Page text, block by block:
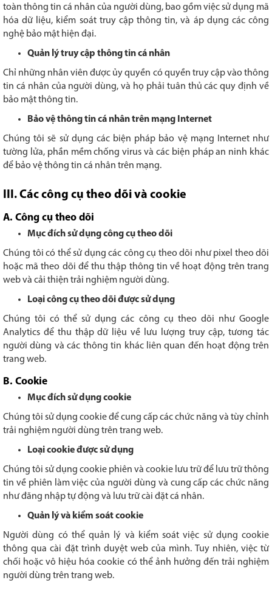
toàn thông tin cá nhân của người dùng, bao gồm việc sử dụng mã
hóa dữ liệu, kiểm soát truy cập thông tin, và áp dụng các công
nghệ bảo mật hiện đại.
Quản lý truy cập thông tin cá nhân
Chỉ những nhân viên được ủy quyền có quyền truy cập vào thông
tin cá nhân của người dùng, và họ phải tuân thủ các quy định về
bảo mật thông tin.
Bảo vệ thông tin cá nhân trên mạng Internet
Chúng tôi sẽ sử dụng các biện pháp bảo vệ mạng Internet như
tường lửa, phần mềm chống virus và các biện pháp an ninh khác
để bảo vệ thông tin cá nhân trên mạng.
III. Các công cụ theo dõi và cookie
A. Công cụ theo dõi
Mục đích sử dụng công cụ theo dõi
Chúng tôi có thể sử dụng các công cụ theo dõi như pixel theo dõi
hoặc mã theo dõi để thu thập thông tin về hoạt động trên trang
web và cải thiện trải nghiệm người dùng.
Loại công cụ theo dõi được sử dụng
Chúng tôi có thể sử dụng các công cụ theo dõi như Google
Analytics để thu thập dữ liệu về lưu lượng truy cập, tương tác
người dùng và các thông tin khác liên quan đến hoạt động trên
trang web.
B. Cookie
Mục đích sử dụng cookie
Chúng tôi sử dụng cookie để cung cấp các chức năng và tùy chỉnh
trải nghiệm người dùng trên trang web.
Loại cookie được sử dụng
Chúng tôi sử dụng cookie phiên và cookie lưu trữ để lưu trữ thông
tin về phiên làm việc của người dùng và cung cấp các chức năng
như đăng nhập tự động và lưu trữ cài đặt cá nhân.
Quản lý và kiểm soát cookie
Người dùng có thể quản lý và kiểm soát việc sử dụng cookie
thông qua cài đặt trình duyệt web của mình. Tuy nhiên, việc từ
chối hoặc vô hiệu hóa cookie có thể ảnh hưởng đến trải nghiệm
người dùng trên trang web.